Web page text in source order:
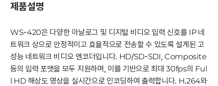
제품설명
WS-420은 다양한 아날로그 및 디지털 비디오 입력 신호를 IP 네
트워크 상으로 안정적이고 효율적으로 전송할 수 있도록 설계된 고
성능 네트워크 비디오 엔코더입니다. HD/SD-SDI, Composite
등의 입력 포맷을 모두 지원하며, 이를 기반으로 최대 30fps의 Ful
l HD 해상도 영상을 실시간으로 인코딩하여 출력합니다. H.264와